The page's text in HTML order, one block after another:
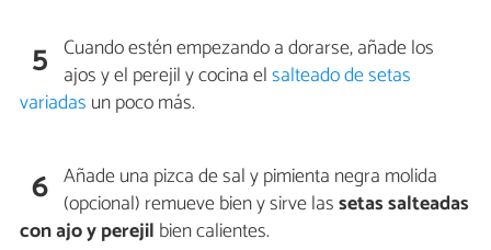
5 Cuando estén empezando a dorarse, añade los
ajos y el perejil y cocina elsalteado de setas
variadas un poco más.
6 Añade una pizca de sal y pimienta negra molida
(opcional) remueve bien y sirve lassetas salteadas
con ajo y perejil bien calientes.